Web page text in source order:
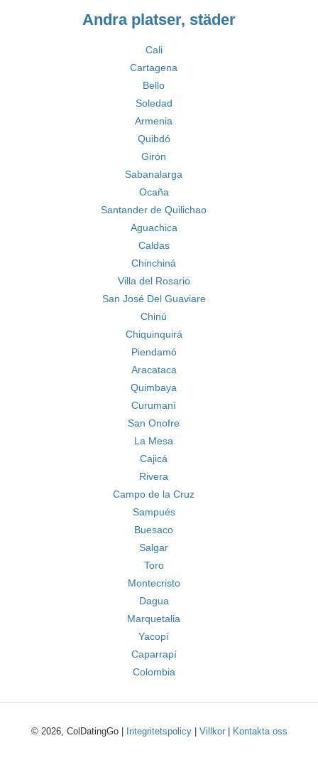
Andra platser, städer
Cali
Cartagena
Bello
Soledad
Armenia
Quibdó
Girón
Sabanalarga
Ocaña
Santander de Quilichao
Aguachica
Caldas
Chinchiná
Villa del Rosario
San José Del Guaviare
Chinú
Chiquinquirá
Piendamó
Aracataca
Quimbaya
Curumaní
San Onofre
La Mesa
Cajicá
Rivera
Campo de la Cruz
Sampués
Buesaco
Salgar
Toro
Montecristo
Dagua
Marquetalia
Yacopí
Caparrapí
Colombia
© 2026, ColDatingGo | Integritetspolicy| Villkor| Kontakta oss